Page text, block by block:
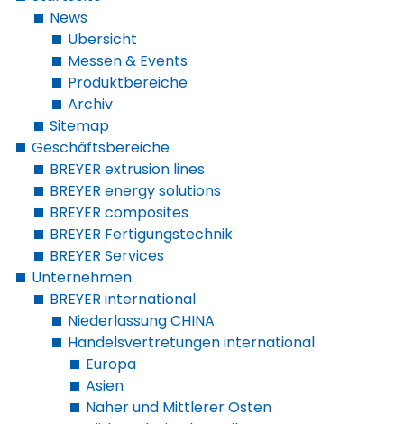
News
Übersicht
Messen & Events
Produktbereiche
Archiv
Sitemap
Geschäftsbereiche
BREYER extrusion lines
BREYER energy solutions
BREYER composites
BREYER Fertigungstechnik
BREYER Services
Unternehmen
BREYER international
Niederlassung CHINA
Handelsvertretungen international
Europa
Asien
Naher und Mittlerer Osten